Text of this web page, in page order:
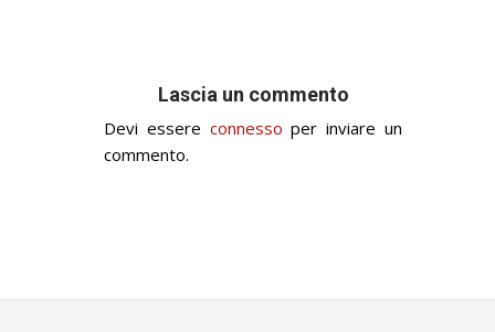
Lascia un commento
Devi essere connesso per inviare un
commento.